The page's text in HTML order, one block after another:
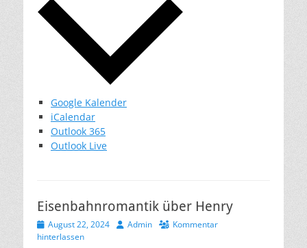
Google Kalender
iCalendar
Outlook 365
Outlook Live
Eisenbahnromantik über Henry
Veröffentlicht
am
August 22, 2024 AutorAdmin
Kommentar
hinterlassen